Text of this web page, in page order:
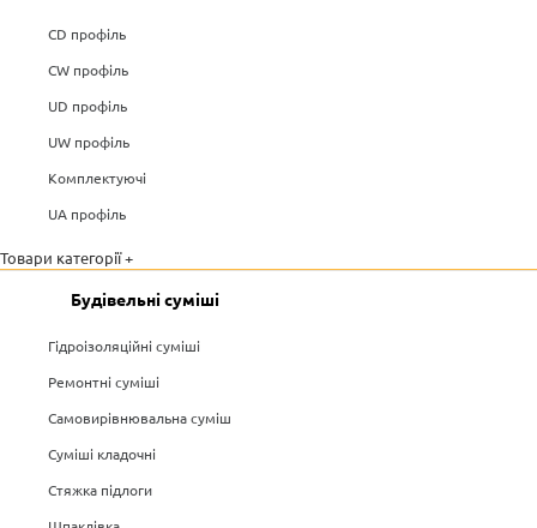
CD профіль
CW профіль
UD профіль
UW профіль
Комплектуючі
UA профіль
Товари категорії +
Будівельні суміші
Гідроізоляційні суміші
Ремонтні суміші
Самовирівнювальна суміш
Суміші кладочні
Стяжка підлоги